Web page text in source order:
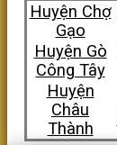
Huyện Chợ
Gạo
Huyện Gò
Công Tây
Huyện
Châu
Thành